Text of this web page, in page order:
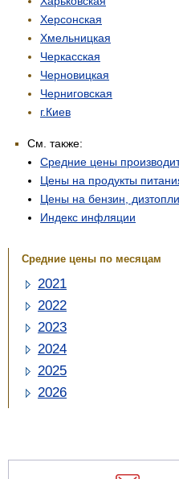
Херсонская
Хмельницкая
Черкасская
Черновицкая
Черниговская
г.Киев
См. также:
Средние цены
Цены на продукты
Цены на бензин,
Индекс инфляции
Средние цены по месяцам
2021
2022
2023
2024
2025
2026